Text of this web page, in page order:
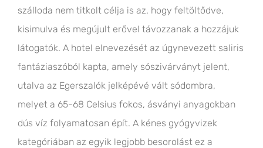
szálloda nem titkolt célja is az, hogy feltöltődve,
kisimulva és megújult erővel távozzanak a hozzájuk
látogatók. A hotel elnevezését az úgynevezett saliris
fantáziaszóból kapta, amely sószivárványt jelent,
utalva az Egerszalók jelképévé vált sódombra,
melyet a 65-68 Celsius fokos, ásványi anyagokban
dús víz folyamatosan épít. A kénes gyógyvizek
kategóriában az egyik legjobb besorolást ez a